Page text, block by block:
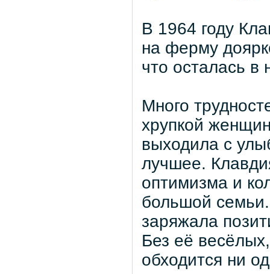
В 1964 году
на ферму
что осталась в
Много
хрупкой
выходила с
лучшее.
оптимизма и
большой
заряжала
Без её
обходится ни